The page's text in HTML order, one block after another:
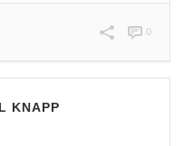
0
KNAPP